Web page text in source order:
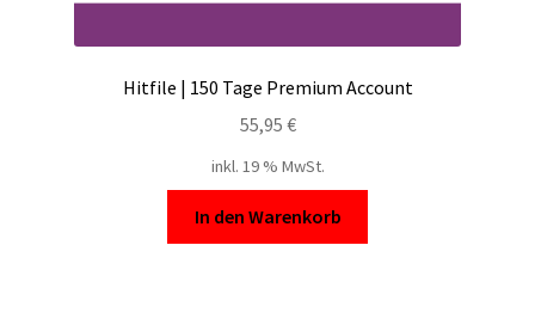
Hitfile | 150 Tage Premium Account
55,95 €
inkl. 19 % MwSt.
In den Warenkorb